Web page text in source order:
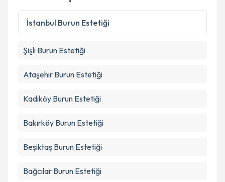
Kişisel verilerimin işlenmesine ilişkin
Metni'ni okudum ve kişisel verilerimin belirtilen
Takvim Talebini Gönder
İstanbul Burun Estetiği
Şişli Burun Estetiği
Ataşehir Burun Estetiği
Kadıköy Burun Estetiği
Bakırköy Burun Estetiği
Beşiktaş Burun Estetiği
Bağcılar Burun Estetiği